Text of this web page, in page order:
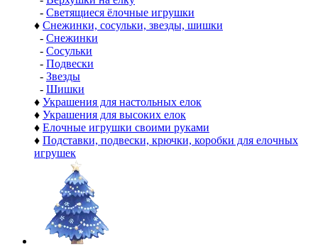
- Светящиеся ёлочные игрушки
♦ Снежинки, сосульки, звезды, шишки
- Снежинки
- Сосульки
- Подвески
- Звезды
- Шишки
♦ Украшения для настольных елок
♦ Украшения для высоких елок
♦ Елочные игрушки своими руками
♦ Подставки, подвески, крючки, коробки для елочных
игрушек